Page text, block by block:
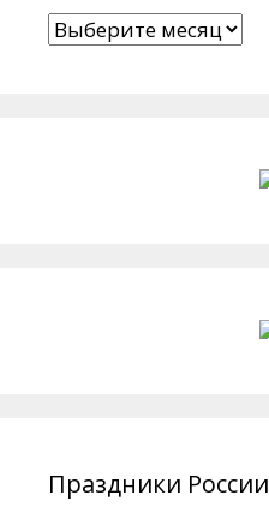
Архивы
Праздники России